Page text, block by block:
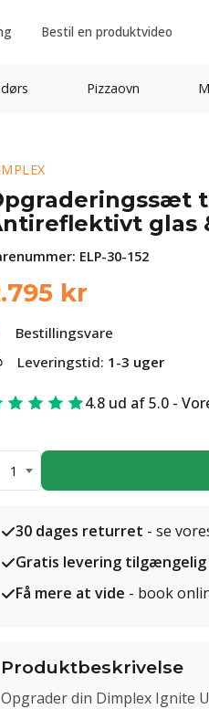
Bestil en produktvideo
Pizzaovn
glas
ELP-30-152
kr
Bestillingsvare
Leveringstid: 1-3 uger
4.8 ud af 5.0 -
1
30 dages returret - se
Gratis levering tilgængelig
Få mere at vide - book
Produktbeskrivelse
Opgrader din Dimplex Ignite